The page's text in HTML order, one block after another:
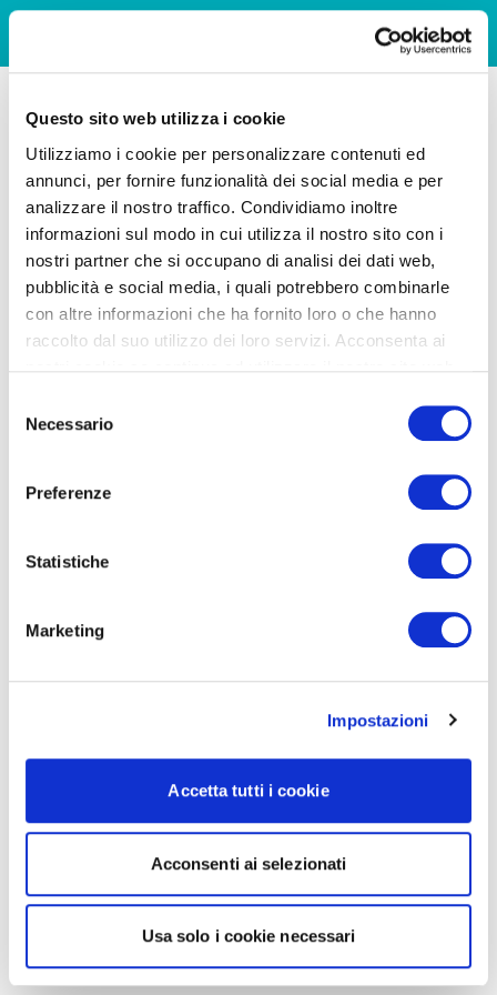
Questo sito web utilizza i cookie
Utilizziamo i cookie per personalizzare contenuti ed
annunci, per fornire funzionalità dei social media e per
analizzare il nostro traffico. Condividiamo inoltre
informazioni sul modo in cui utilizza il nostro sito con i
nostri partner che si occupano di analisi dei dati web,
pubblicità e social media, i quali potrebbero combinarle
con altre informazioni che ha fornito loro o che hanno
raccolto dal suo utilizzo dei loro servizi. Acconsenta ai
delNecessario
Preferenze
Statistiche
Marketing
Impostazioni
Accetta tutti i cookie
Acconsenti ai selezionati
Usa solo i cookie necessari